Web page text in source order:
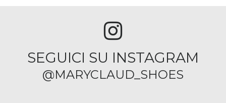
SEGUICI SU INSTAGRAM
@MARYCLAUD_SHOES